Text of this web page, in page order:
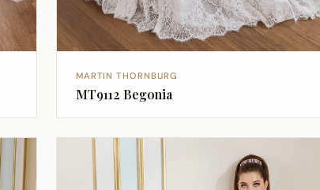
MARTIN THORNBURG
MT9112 Begonia